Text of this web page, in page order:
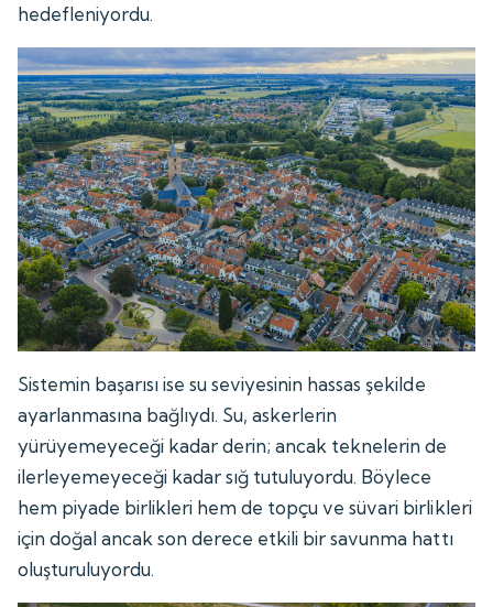
hedefleniyordu.
Sistemin başarısı ise su seviyesinin hassas şekilde
ayarlanmasına bağlıydı. Su, askerlerin
yürüyemeyeceği kadar derin; ancak teknelerin de
ilerleyemeyeceği kadar sığ tutuluyordu. Böylece
hem piyade birlikleri hem de topçu ve süvari birlikleri
için doğal ancak son derece etkili bir savunma hattı
oluşturuluyordu.